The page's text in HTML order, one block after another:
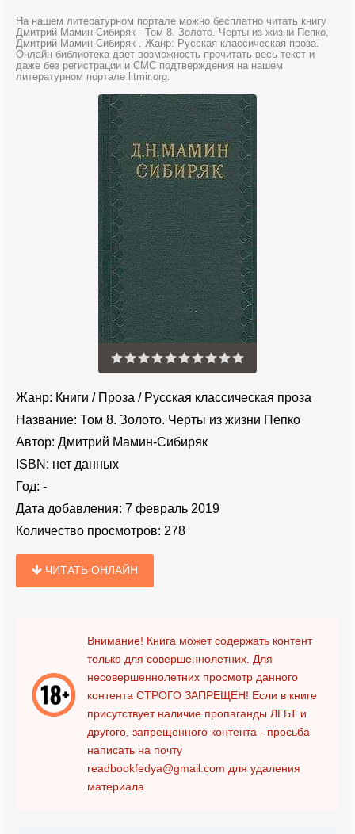
На нашем литературном портале можно бесплатно читать книгу
Дмитрий Мамин-Сибиряк - Том 8. Золото. Черты из жизни Пепко,
Дмитрий Мамин-Сибиряк . Жанр: Русская классическая проза.
Онлайн библиотека дает возможность прочитать весь текст и
даже без регистрации и СМС подтверждения на нашем
литературном портале litmir.org.
Жанр: Книги / Проза / Русская классическая проза
Название: Том 8. Золото. Черты из жизни Пепко
Автор: Дмитрий Мамин-Сибиряк
ISBN: нет данных
Год: -
Дата добавления: 7 февраль 2019
Количество просмотров: 278
ЧИТАТЬ ОНЛАЙН
Внимание! Книга может содержать контент
только для совершеннолетних. Для
несовершеннолетних просмотр данного
контента СТРОГО ЗАПРЕЩЕН! Если в книге
присутствует наличие пропаганды ЛГБТ и
другого, запрещенного контента - просьба
написать на почту
readbookfedya@gmail.com для удаления
материала